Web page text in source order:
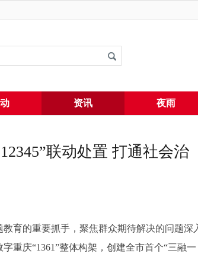
资讯 夜雨
联动处置 打通社会治
育的重要抓手，聚焦群众期待解决的问题深
重庆“1361”整体构架，创建全市首个“三融一